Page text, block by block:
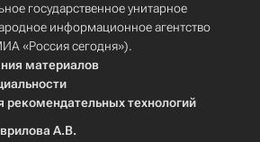
государственное унитарное
информационное агентство
«Россия сегодня»).
материалов
рекомендательных технологий
А.В.